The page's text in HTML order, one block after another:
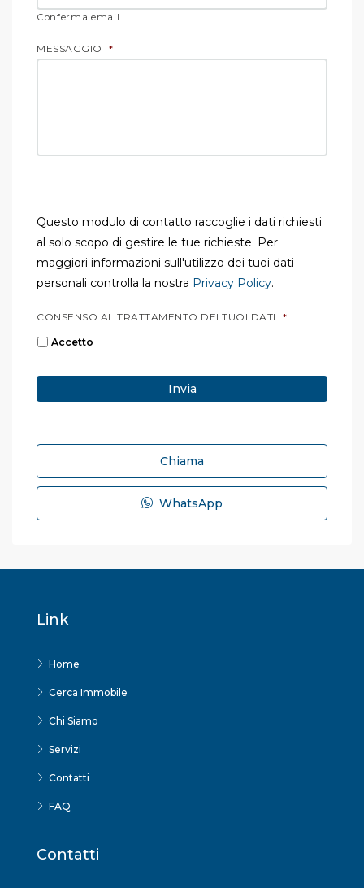
Conferma email
MESSAGGIO *
Questo modulo di contatto raccoglie i dati richiesti
al solo scopo di gestire le tue richieste. Per
maggiori informazioni sull'utilizzo dei tuoi dati
personali controlla la nostra Privacy Policy.
CONSENSO AL TRATTAMENTO DEI TUOI DATI *
Accetto
Chiama
WhatsApp
Link
Home
Cerca Immobile
Chi Siamo
Servizi
Contatti
FAQ
Contatti